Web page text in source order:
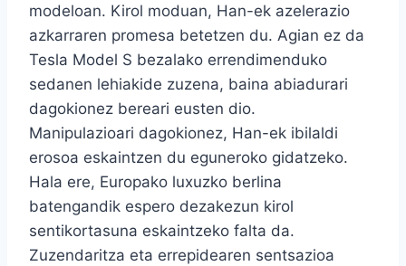
modeloan. Kirol moduan, Han-ek azelerazio
azkarraren promesa betetzen du. Agian ez da
Tesla Model S bezalako errendimenduko
sedanen lehiakide zuzena, baina abiadurari
dagokionez bereari eusten dio.
Manipulazioari dagokionez, Han-ek ibilaldi
erosoa eskaintzen du eguneroko gidatzeko.
Hala ere, Europako luxuzko berlina
batengandik espero dezakezun kirol
sentikortasuna eskaintzeko falta da.
Zuzendaritza eta errepidearen sentsazioa